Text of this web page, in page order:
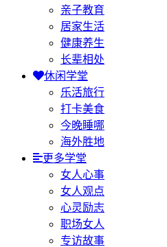
亲子教育
居家生活
健康养生
长辈相处
休闲学堂
乐活旅行
打卡美食
今晚睡哪
海外胜地
更多学堂
女人心事
女人观点
心灵励志
职场女人
专访故事